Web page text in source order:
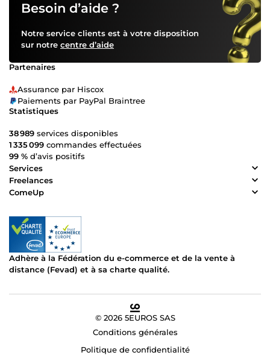
Besoin d’aide ?
Notre service clients est à votre disposition
sur notre centre d’aide
Partenaires
Assurance par Hiscox
Paiements par PayPal Braintree
Statistiques
38 989 services disponibles
1 335 099 commandes effectuées
99 % d’avis positifs
Services
Freelances
ComeUp
Adhère à la Fédération du e-commerce et de la vente à
distance (Fevad) et à sa charte qualité.
© 2026 5EUROS SAS
Conditions générales
Politique de confidentialité